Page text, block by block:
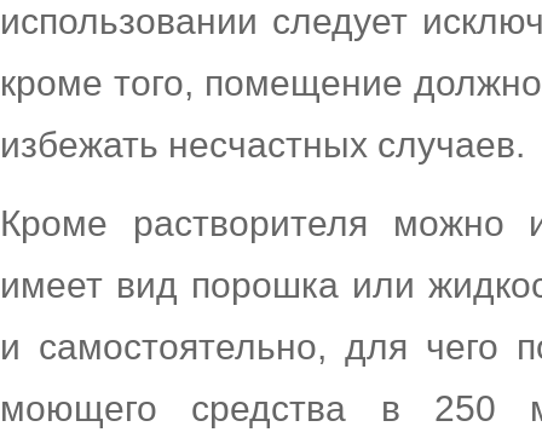
использовании следует
кроме того, помещение
избежать несчастных случаев.
Кроме растворителя можно
имеет вид порошка или
и самостоятельно, для чего
моющего средства в 250